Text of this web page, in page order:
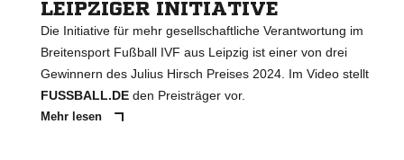
LEIPZIGER INITIATIVE
Die Initiative für mehr gesellschaftliche Verantwortung im
Breitensport Fußball IVF aus Leipzig ist einer von drei
Gewinnern des Julius Hirsch Preises 2024. Im Video stellt
FUSSBALL.DE den Preisträger vor.
Mehr lesen